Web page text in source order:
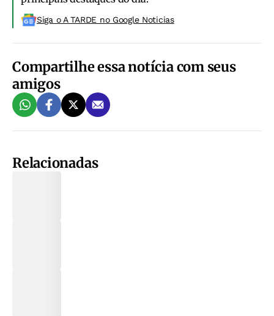
Siga o A TARDE no Google Noticias
Compartilhe essa notícia com seus
amigos
Relacionadas